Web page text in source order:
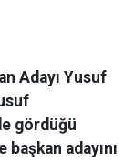
Adayı Yusuf
gördüğü
adayını